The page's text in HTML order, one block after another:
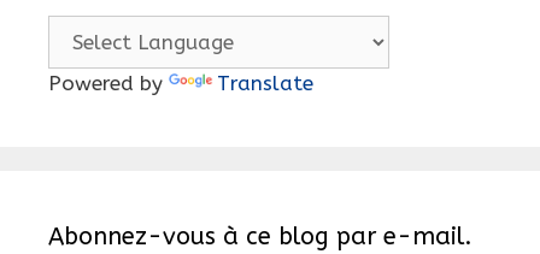
Powered by Translate
Abonnez-vous à ce blog par e-mail.